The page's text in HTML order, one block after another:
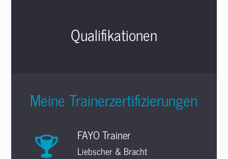
Qualifikationen
Meine Trainerzertifizierungen
FAYO Trainer
Liebscher & Bracht